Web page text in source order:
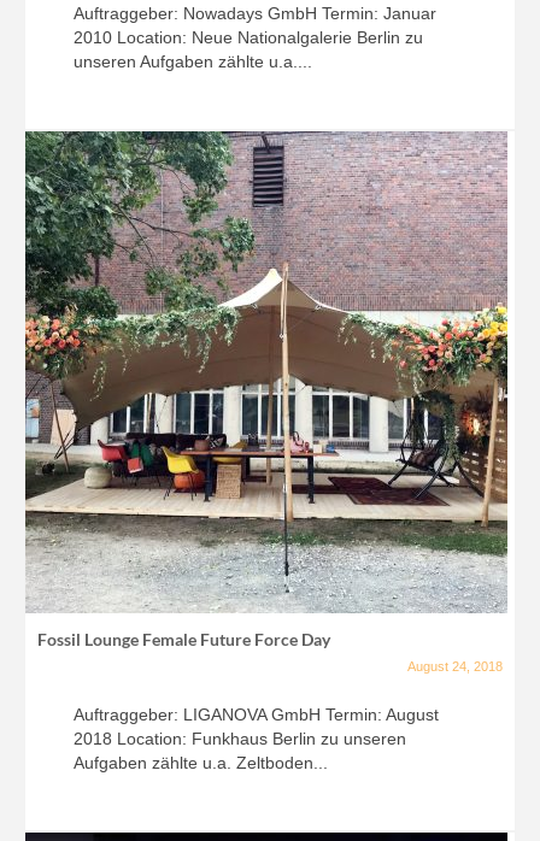
Auftraggeber: Nowadays GmbH Termin: Januar
2010 Location: Neue Nationalgalerie Berlin zu
unseren Aufgaben zählte u.a....
Fossil Lounge Female Future Force Day
August 24, 2018
Auftraggeber: LIGANOVA GmbH Termin: August
2018 Location: Funkhaus Berlin zu unseren
Aufgaben zählte u.a. Zeltboden...